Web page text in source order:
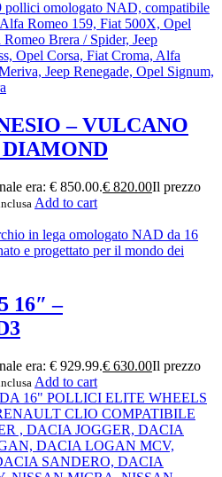
– VULCANO
DIAMOND
era: € 850.00.€ 820.00Il prezzo
Add to cart
16″ –
era: € 929.99.€ 630.00Il prezzo
Add to cart